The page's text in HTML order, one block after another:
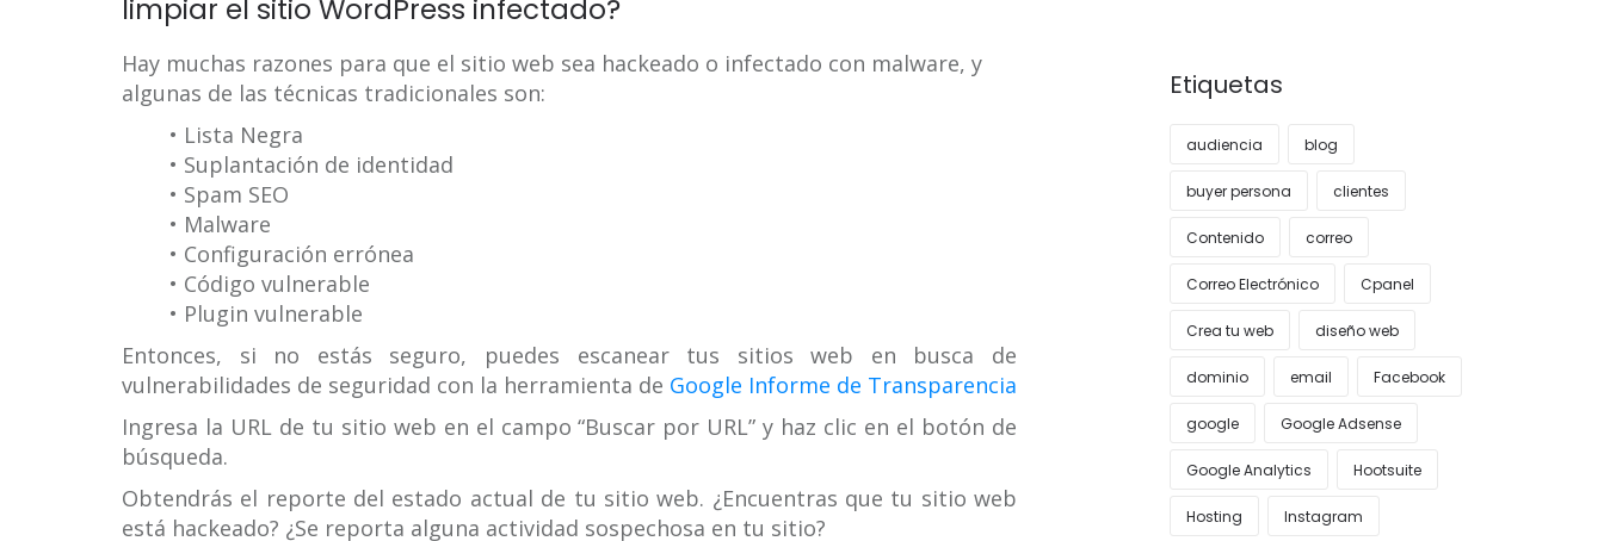
limpiar el sitio WordPress infectado?
Hay muchas razones para que el sitio web sea hackeado o infectado con malware, y
algunas de las técnicas tradicionales son:
• Lista Negra
• Suplantación de identidad
• Spam SEO
• Malware
• Configuración errónea
• Código vulnerable
• Plugin vulnerable
Entonces, si no estás seguro, puedes escanear tus sitios web en busca de
vulnerabilidades de seguridad con la herramienta de Google Informe de Transparencia
Ingresa la URL de tu sitio web en el campo “Buscar por URL” y haz clic en el botón de
búsqueda.
Obtendrás el reporte del estado actual de tu sitio web. ¿Encuentras que tu sitio web
está hackeado? ¿Se reporta alguna actividad sospechosa en tu sitio?
Etiquetas
audiencia blog
buyer persona clientes
Contenido correo
Correo Electrónico Cpanel
Crea tu web diseño web
dominio email Facebook
google Google Adsense
Google Analytics Hootsuite
Hosting Instagram